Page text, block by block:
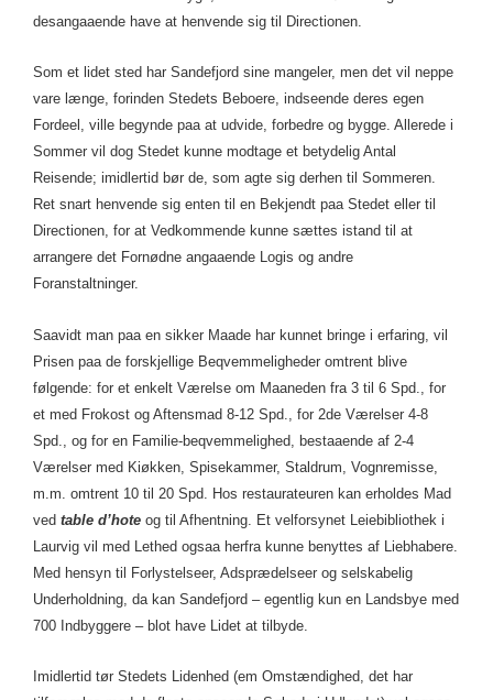
desangaaende have at henvende sig til Directionen.
Som et lidet sted har Sandefjord sine mangeler, men det vil neppe
vare længe, forinden Stedets Beboere, indseende deres egen
Fordeel, ville begynde paa at udvide, forbedre og bygge. Allerede i
Sommer vil dog Stedet kunne modtage et betydelig Antal
Reisende; imidlertid bør de, som agte sig derhen til Sommeren.
Ret snart henvende sig enten til en Bekjendt paa Stedet eller til
Directionen, for at Vedkommende kunne sættes istand til at
arrangere det Fornødne angaaende Logis og andre
Foranstaltninger.
Saavidt man paa en sikker Maade har kunnet bringe i erfaring, vil
Prisen paa de forskjellige Beqvemmeligheder omtrent blive
følgende: for et enkelt Værelse om Maaneden fra 3 til 6 Spd., for
et med Frokost og Aftensmad 8-12 Spd., for 2de Værelser 4-8
Spd., og for en Familie-beqvemmelighed, bestaaende af 2-4
Værelser med Kiøkken, Spisekammer, Staldrum, Vognremisse,
m.m. omtrent 10 til 20 Spd. Hos restaurateuren kan erholdes Mad
ved table d’hote og til Afhentning. Et velforsynet Leiebibliothek i
Laurvig vil med Lethed ogsaa herfra kunne benyttes af Liebhabere.
Med hensyn til Forlystelseer, Adsprædelseer og selskabelig
Underholdning, da kan Sandefjord – egentlig kun en Landsbye med
700 Indbyggere – blot have Lidet at tilbyde.
Imidlertid tør Stedets Lidenhed (em Omstændighed, det har